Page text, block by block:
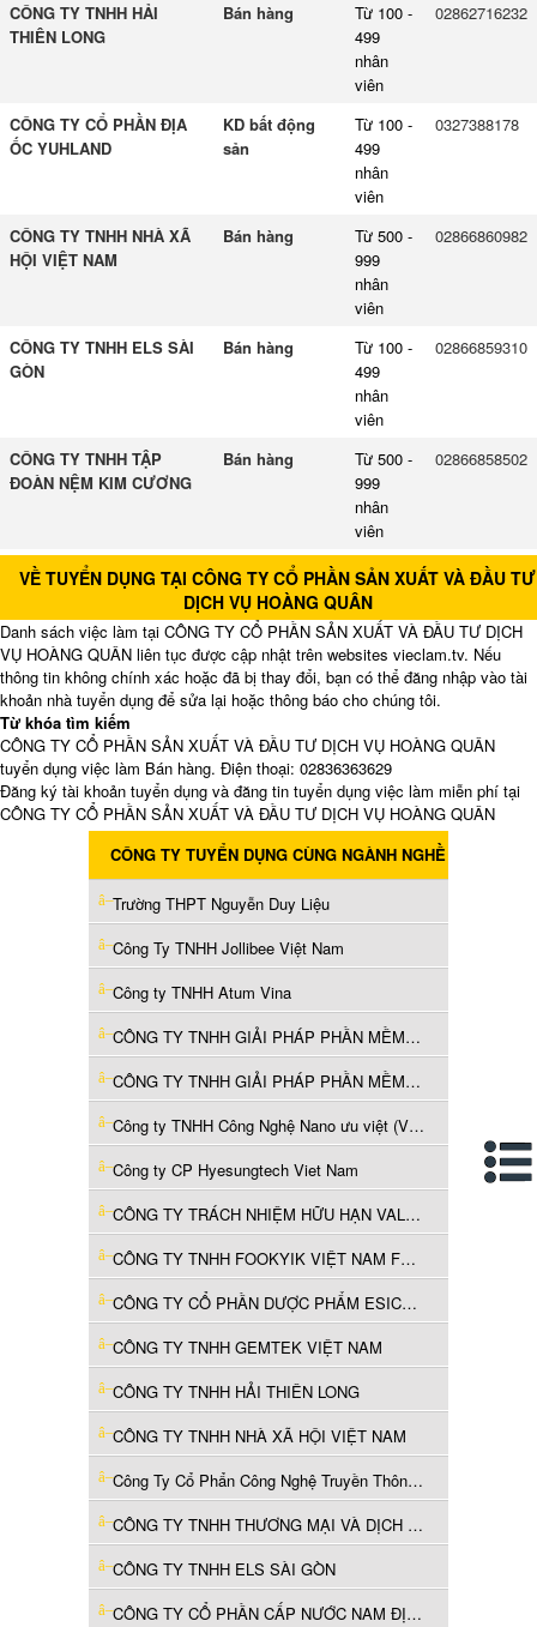
CÔNG TY TNHH HẢI
THIÊN LONG
Bán hàng
Từ 100 -
499
nhân
viên
02862716232
CÔNG TY CỔ PHẦN ĐỊA
ỐC YUHLAND
KD bất động
sản
Từ 100 -
499
nhân
viên
0327388178
CÔNG TY TNHH NHÀ XÃ
HỘI VIỆT NAM
Bán hàng
Từ 500 -
999
nhân
viên
02866860982
CÔNG TY TNHH ELS SÀI
GÒN
Bán hàng
Từ 100 -
499
nhân
viên
02866859310
CÔNG TY TNHH TẬP
ĐOÀN NỆM KIM CƯƠNG
Bán hàng
Từ 500 -
999
nhân
viên
02866858502
VỀ TUYỂN DỤNG TẠI CÔNG TY CỔ PHẦN SẢN XUẤT VÀ ĐẦU TƯ
DỊCH VỤ HOÀNG QUÂN
Danh sách việc làm tại CÔNG TY CỔ PHẦN SẢN XUẤT VÀ ĐẦU TƯ DỊCH
VỤ HOÀNG QUÂN liên tục được cập nhật trên websites vieclam.tv. Nếu
thông tin không chính xác hoặc đã bị thay đổi, bạn có thể đăng nhập vào tài
khoản nhà tuyển dụng để sửa lại hoặc thông báo cho chúng tôi.
Từ khóa tìm kiếm
CÔNG TY CỔ PHẦN SẢN XUẤT VÀ ĐẦU TƯ DỊCH VỤ HOÀNG QUÂN
tuyển dụng việc làm Bán hàng. Điện thoại: 02836363629
Đăng ký tài khoản tuyển dụng và đăng tin tuyển dụng việc làm miễn phí tại
CÔNG TY CỔ PHẦN SẢN XUẤT VÀ ĐẦU TƯ DỊCH VỤ HOÀNG QUÂN
CÔNG TY TUYỂN DỤNG CÙNG NGÀNH NGHỀ
Trường THPT Nguyễn Duy Liệu
Công Ty TNHH Jollibee Việt Nam
Công ty TNHH Atum Vina
CÔNG TY TNHH GIẢI PHÁP PHẦN MỀM CÔNG TÁC VÀ THANH TOÁN
CÔNG TY TNHH GIẢI PHÁP PHẦN MỀM CÔNG TÁC VÀ THANH TOÁN
Công ty TNHH Công Nghệ Nano ưu việt (Việt Nam)
Công ty CP Hyesungtech Viet Nam
CÔNG TY TRÁCH NHIỆM HỮU HẠN VALSPAR (VIỆT NAM)
CÔNG TY TNHH FOOKYIK VIỆT NAM FURNITURE
CÔNG TY CỔ PHẦN DƯỢC PHẨM ESICO VIỆT NAM
CÔNG TY TNHH GEMTEK VIỆT NAM
CÔNG TY TNHH HẢI THIÊN LONG
CÔNG TY TNHH NHÀ XÃ HỘI VIỆT NAM
Công Ty Cổ Phẩn Công Nghệ Truyền Thông Á Việt
CÔNG TY TNHH THƯƠNG MẠI VÀ DỊCH VỤ TỔNG HỢP H&H
CÔNG TY TNHH ELS SÀI GÒN
CÔNG TY CỔ PHẦN CẤP NƯỚC NAM ĐỊNH